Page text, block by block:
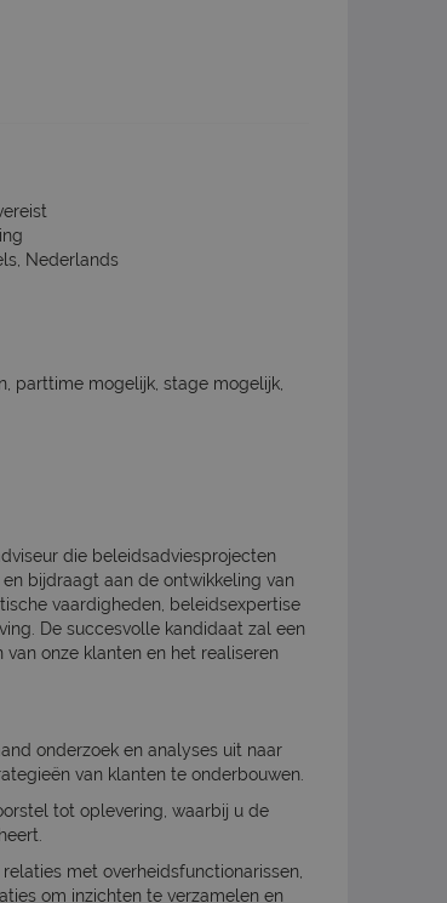
Nederlands
parttime mogelijk, stage mogelijk,
die beleidsadviesprojecten
bijdraagt ​​aan de ontwikkeling van
vaardigheden, beleidsexpertise
De succesvolle kandidaat zal een
onze klanten en het realiseren
onderzoek en analyses uit naar
van klanten te onderbouwen.
tot oplevering, waarbij u de
met overheidsfunctionarissen,
om inzichten te verzamelen en